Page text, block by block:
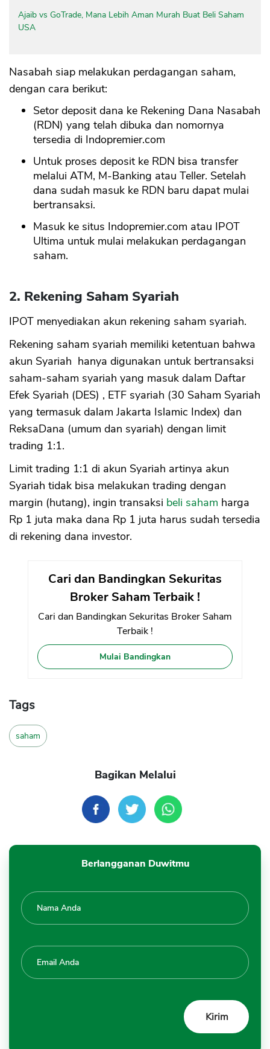
Ajaib vs GoTrade, Mana Lebih Aman Murah Buat Beli Saham
USA
Nasabah siap melakukan perdagangan saham,
dengan cara berikut:
Setor deposit dana ke Rekening Dana Nasabah
(RDN) yang telah dibuka dan nomornya
tersedia di Indopremier.com
Untuk proses deposit ke RDN bisa transfer
melalui ATM, M-Banking atau Teller. Setelah
dana sudah masuk ke RDN baru dapat mulai
bertransaksi.
Masuk ke situs Indopremier.com atau IPOT
Ultima untuk mulai melakukan perdagangan
saham.
2. Rekening Saham Syariah
IPOT menyediakan akun rekening saham syariah.
Rekening saham syariah memiliki ketentuan bahwa
akun Syariah hanya digunakan untuk bertransaksi
saham-saham syariah yang masuk dalam Daftar
Efek Syariah (DES) , ETF syariah (30 Saham Syariah
yang termasuk dalam Jakarta Islamic Index) dan
ReksaDana (umum dan syariah) dengan limit
trading 1:1.
Limit trading 1:1 di akun Syariah artinya akun
Syariah tidak bisa melakukan trading dengan
margin (hutang), ingin transaksi beli saham harga
Rp 1 juta maka dana Rp 1 juta harus sudah tersedia
di rekening dana investor.
Cari dan Bandingkan Sekuritas
Broker Saham Terbaik !
Cari dan Bandingkan Sekuritas Broker Saham
Terbaik !
Mulai Bandingkan
Tags
saham
Bagikan Melalui
Berlangganan Duwitmu